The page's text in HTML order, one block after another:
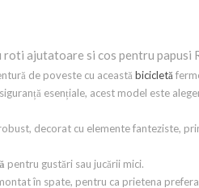
ajutatoare si cos pentru papusi
de poveste cu această bicicletă
esențiale, acest model este
decorat cu elemente fanteziste,
pentru gustări sau jucării mici.
în spate, pentru ca prietena